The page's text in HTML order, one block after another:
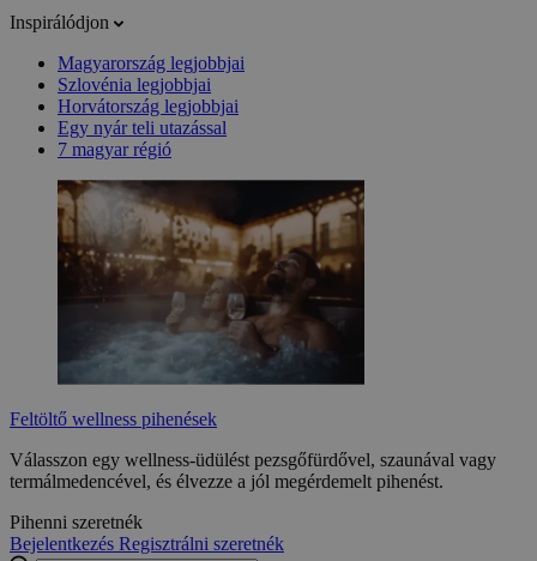
Inspirálódjon
Magyarország legjobbjai
Szlovénia legjobbjai
Horvátország legjobbjai
Egy nyár teli utazással
7 magyar régió
Feltöltő wellness pihenések
Válasszon egy wellness-üdülést pezsgőfürdővel, szaunával vagy
termálmedencével, és élvezze a jól megérdemelt pihenést.
Pihenni szeretnék
Bejelentkezés Regisztrálni szeretnék